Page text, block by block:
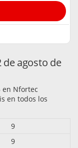
agosto de
en Nfortec
en todos los
9
9